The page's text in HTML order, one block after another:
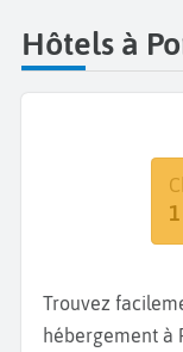
Hôtels à
Trouvez
hébergement à